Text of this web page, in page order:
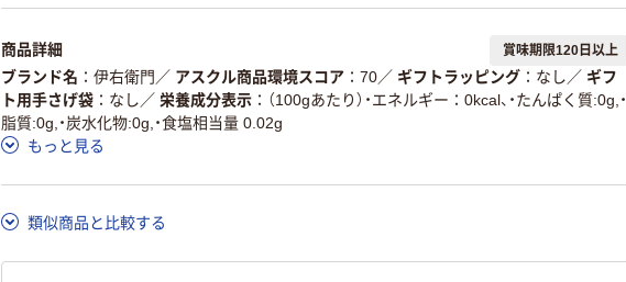
仕組
この商品の環境配慮ポイントです。詳しくはページ下部の商品詳細「アスクル商品環境スコ
ア詳細／加点項目
」で確認できます。
商品詳細 賞味期限120日以上
ブランド名 伊右衛門 ／ アスクル商品環境スコア 70／ ギフトラッピング なし ／ ギフ
ト用手さげ袋
なし ／ 栄養成分表示
（100gあたり）・エネルギー：0kcal、・たんぱく質:0g,・
脂質:0g,・炭水化物:0g,・食塩相当量 0.02g
もっと見る
類似商品と比較する